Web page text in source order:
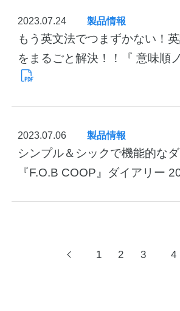
もう英文法でつまずかない！
をまるごと解決！！『 意味順
2023.07.24 製品情報
シンプル＆シックで機能的な
『F.O.B COOP』ダイアリー
2023.07.06 製品情報
前
1 2 3 4